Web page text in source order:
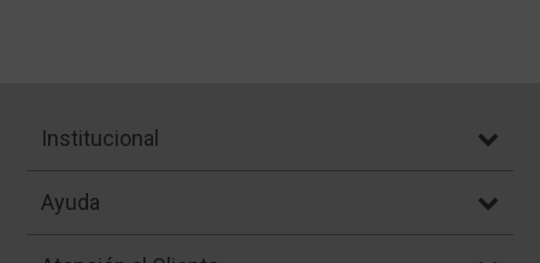
Institucional
Ayuda